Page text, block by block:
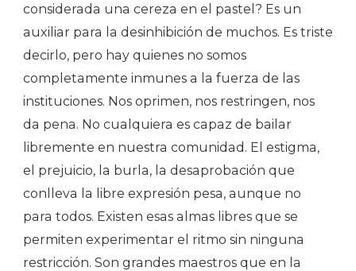
considerada una cereza en el pastel? Es un
auxiliar para la desinhibición de muchos. Es triste
decirlo, pero hay quienes no somos
completamente inmunes a la fuerza de las
instituciones. Nos oprimen, nos restringen, nos
da pena. No cualquiera es capaz de bailar
libremente en nuestra comunidad. El estigma,
el prejuicio, la burla, la desaprobación que
conlleva la libre expresión pesa, aunque no
para todos. Existen esas almas libres que se
permiten experimentar el ritmo sin ninguna
restricción. Son grandes maestros que en la